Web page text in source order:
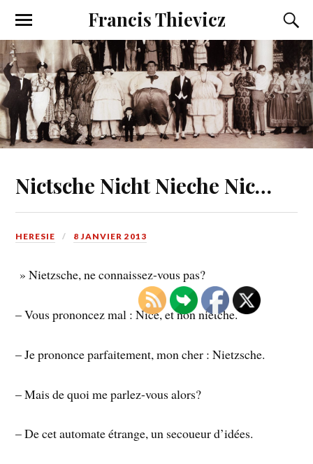
Francis Thievicz
Nictsche Nicht Nieche Nic…
HERESIE 8 JANVIER 2013
» Nietzsche, ne connaissez-vous pas?
– Vous prononcez mal : Nice, et non niétche.
– Je prononce parfaitement, mon cher : Nietzsche.
– Mais de quoi me parlez-vous alors?
– De cet automate étrange, un secoueur d’idées.